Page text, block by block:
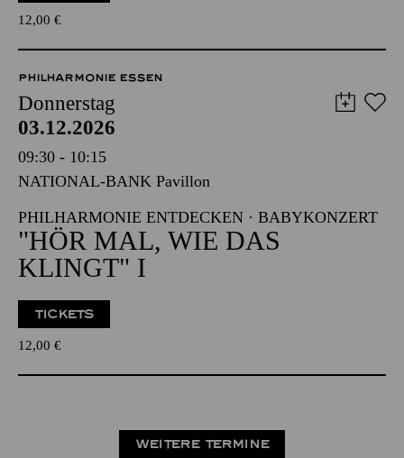
12,00 €
PHILHARMONIE ESSEN
Donnerstag
03.12.2026
09:30 - 10:15
NATIONAL-BANK Pavillon
PHILHARMONIE ENTDECKEN · BABYKONZERT
"HÖR MAL, WIE DAS
KLINGT" I
TICKETS
12,00 €
WEITERE TERMINE